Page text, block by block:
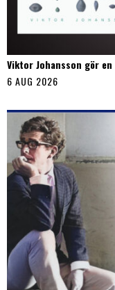
Viktor Johansson gör
6 AUG 2026